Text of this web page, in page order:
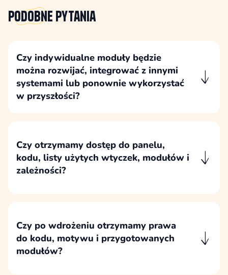
Podobne pytania
Czy indywidualne moduły będzie
można rozwijać, integrować z innymi
systemami lub ponownie wykorzystać
w przyszłości?
kierunek zostanie uwzględniony w założeniach
technicznych.
Czy otrzymamy dostęp do panelu,
kodu, listy użytych wtyczek, modułów i
zależności?
strona była transparentna i możliwa do
dalszego utrzymania.
Czy po wdrożeniu otrzymamy prawa
do kodu, motywu i przygotowanych
modułów?